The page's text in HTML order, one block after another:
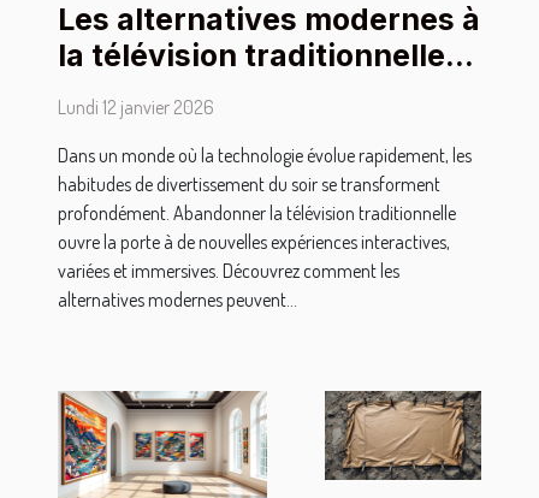
Les alternatives modernes à
la télévision traditionnelle
pour les soirées
Lundi 12 janvier 2026
Dans un monde où la technologie évolue rapidement, les
habitudes de divertissement du soir se transforment
profondément. Abandonner la télévision traditionnelle
ouvre la porte à de nouvelles expériences interactives,
variées et immersives. Découvrez comment les
alternatives modernes peuvent...